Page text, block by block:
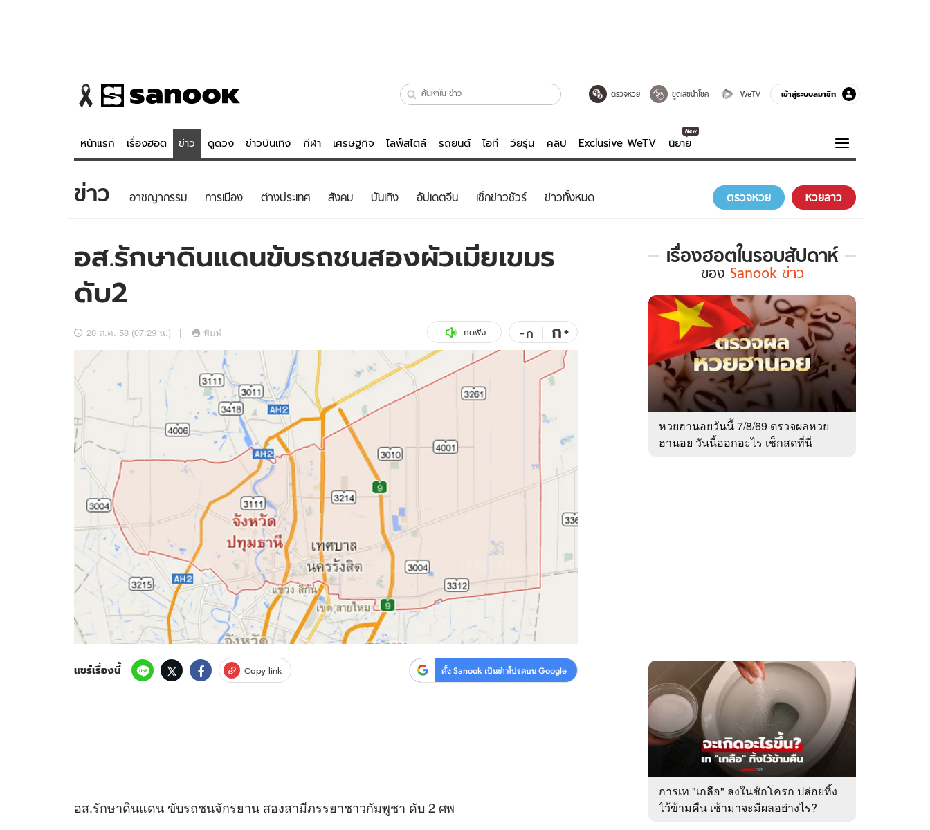
ตรวจหวย ขูดเลขนำโชค WeTV เข้าสู่ระบบสมาชิก
หน้าแรก เรื่องฮอต ข่าว ดูดวง ข่าวบันเทิง กีฬา เศรษฐกิจ ไลฟ์สไตล์ รถยนต์ ไอที วัยรุ่น คลิป Exclusive WeTV นิยาย
ข่าว
ข่าวบันเทิง
ข่าวกีฬา
ข่าวเศรษฐกิจ
อัปเดตจีน
เช็กข่าวชัวร์
ดูดวง - ตรวจหวย
สถิติหวยไทย
ไลฟ์สไตล์
วัยรุ่น
สุขภาพ
เที่ยว-กิน
Tasteful Thailand
Sanook Choice
บันเทิงครบรส
ดูทีวี
WeTV
ความรู้รอบตัว
ฮาวทู
ดาวน์โหลดสนุกแอปฟรี ติดตามสนุกโซเชียลได้ที่
สงวนลิขสิทธิ์ © บริษัท อิมเมจ ฟิวเจอร์ (ประเทศไทย) จำกัด
ข่าว อาชญากรรม การเมือง ต่างประเทศ สังคม บันเทิง อัปเดตจีน เช็กข่าวชัวร์ ข่าวทั้งหมด ตรวจหวย หวยลาว
อส.รักษาดินแดนขับรถชนสองผัวเมียเขมร
ดับ2
20 ต.ค. 58 (07:29 น.) พิมพ์ กดฟัง -ก ก+
แชร์เรื่องนี้ Copy link ตั้ง Sanook เป็นข่าวโปรดบน Google
อส.รักษาดินแดน ขับรถชนจักรยาน สองสามีภรรยาชาวกัมพูชา ดับ 2 ศพ
เรื่องฮอตในรอบสัปดาห์
เรื่อง
ใน
รอบ
สัปดาห์
Sanook
ข่าว
ของ Sanook ข่าว
หวยฮานอยวันนี้ 7/8/69 ตรวจผลหวย
ฮานอย วันนี้ออกอะไร เช็กสดที่นี่
การเท "เกลือ" ลงในชักโครก ปล่อยทิ้ง
ไว้ข้ามคืน เช้ามาจะมีผลอย่างไร?